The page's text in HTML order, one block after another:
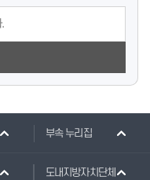
부속 누리집
도내지방자치단체